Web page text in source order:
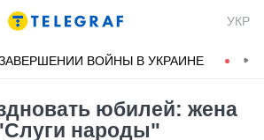
УКР
ВОЙНЫ В УКРАИНЕ
юбилей: жена
народы"